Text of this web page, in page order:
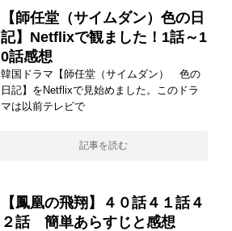
【師任堂（サイムダン）色の日
記】Netflixで観ました！1話～1
0話感想
韓国ドラマ【師任堂（サイムダン） 色の
日記】をNetflixで見始めました。このドラ
マは以前テレビで
記事を読む
【鳳凰の飛翔】４０話４１話４
２話 簡単あらすじと感想